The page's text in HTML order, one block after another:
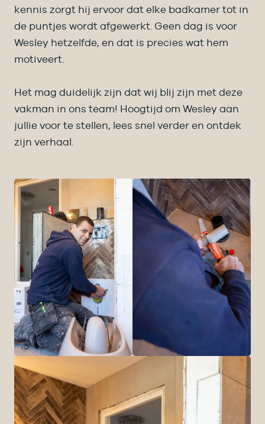
kennis zorgt hij ervoor dat elke badkamer tot in
de puntjes wordt afgewerkt. Geen dag is voor
Wesley hetzelfde, en dat is precies wat hem
motiveert.
Het mag duidelijk zijn dat wij blij zijn met deze
vakman in ons team! Hoogtijd om Wesley aan
jullie voor te stellen, lees snel verder en ontdek
zijn verhaal.